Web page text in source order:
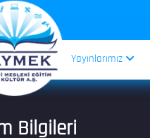
Yayınlarımız
Bilgileri